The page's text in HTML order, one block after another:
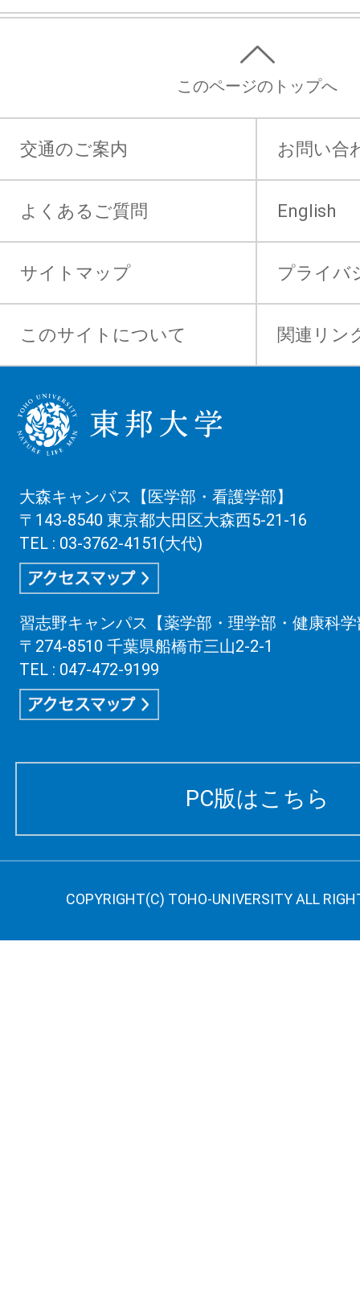
このページのトップへ
交通のご案内 お問い合
よくあるご質問 English
サイトマップ プライバ
このサイトについて 関連リン
大森キャンパス【医学部・看護学部】
〒143-8540 東京都大田区大森西5-21-16
TEL : 03-3762-4151(大代)
習志野キャンパス【薬学部・理学部・健康科
〒274-8510 千葉県船橋市三山2-2-1
TEL : 047-472-9199
PC版はこちら
COPYRIGHT(C) TOHO-UNIVERSITY ALL